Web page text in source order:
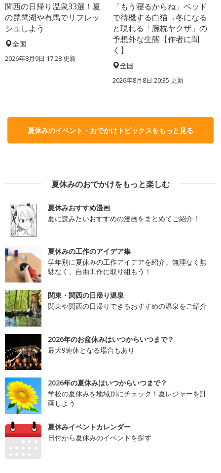
関西の日帰り温泉33選！夏
の琵琶湖や有馬でリフレッ
シュしよう
全国
2026年8月9日 17:28更新
「もう寝るからね」ベッド
で待機する白猫→冬になる
と現れる「腕枕ヤクザ」の
予想外な生態【作者に聞
く】
全国
2026年8月8日 20:35 更新
夏休みのイベント・おでかけトピックスをもっと見る
夏休みのおでかけをもっと楽しむ
夏休みおすすめ漫画
夏に読みたいおすすめの漫画をまとめてご紹介！
夏休みの工作のアイデア集
学年別に夏休みの工作アイデアを紹介。無理なく無
駄なく、自由工作に取り組もう！
関東・関西の日帰り温泉
関東や関西の日帰りできるおすすめの温泉をご紹介
2026年のお盆休みはいつからいつまで？
最大9連休となる場合もあり
2026年の夏休みはいつからいつまで？
学校の夏休みを地域別にチェック！夏レジャーを計
画しよう
夏休みイベントカレンダー
日付から夏休みのイベントを探す